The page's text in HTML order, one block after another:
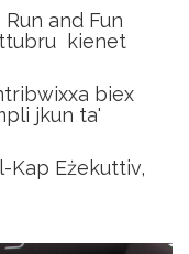
and Fun
kienet
biex
jkun ta'
Kap Eżekuttiv,